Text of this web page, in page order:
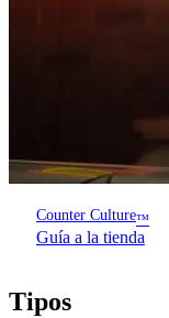
Counter Culture™
Guía a la tienda
Tipos